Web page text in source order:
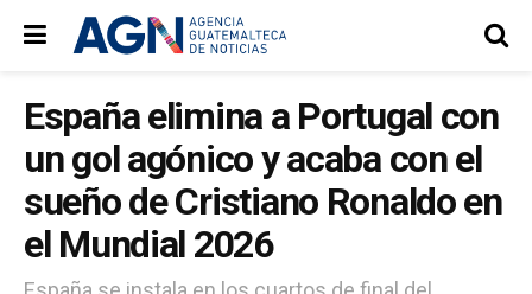
España elimina a Portugal con
un gol agónico y acaba con el
sueño de Cristiano Ronaldo en
el Mundial 2026